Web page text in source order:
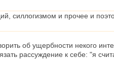
силлогизмом и прочее и
об ущербности некого
рассуждение к себе: "я